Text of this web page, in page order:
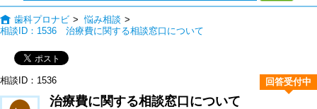
歯科プロナビ > 悩み相談 >
相談ID：1536 治療費に関する相談窓口について
治療費に関する相談窓口について
相談ID：1536 回答受付中